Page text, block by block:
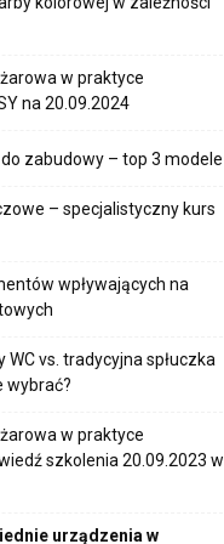
w praktyce
na 20.09.2024
zabudowy – top 3 modele
– specjalistyczny kurs
wpływających na
vs. tradycyjna spłuczka
wybrać?
w praktyce
szkolenia 20.09.2023 w
urządzenia w